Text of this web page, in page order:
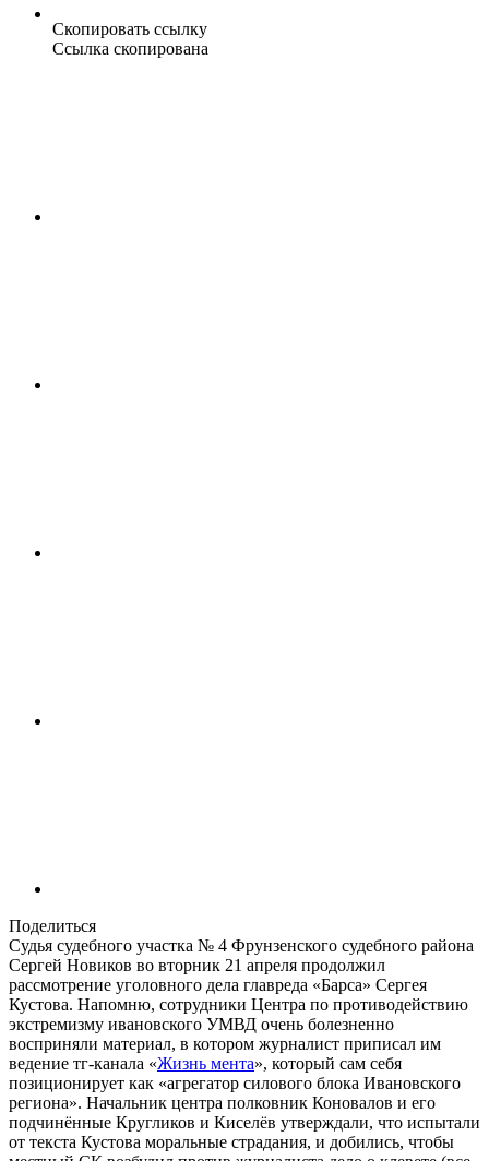
Скопировать ссылку
Ссылка скопирована
Поделиться
Судья судебного участка № 4 Фрунзенского судебного района
Сергей Новиков во вторник 21 апреля продолжил
рассмотрение уголовного дела главреда «Барса» Сергея
Кустова. Напомню, сотрудники Центра по противодействию
экстремизму ивановского УМВД очень болезненно
восприняли материал, в котором журналист приписал им
ведение тг-канала «Жизнь мента», который сам себя
позиционирует как «агрегатор силового блока Ивановского
региона». Начальник центра полковник Коновалов и его
подчинённые Кругликов и Киселёв утверждали, что испытали
от текста Кустова моральные страдания, и добились, чтобы